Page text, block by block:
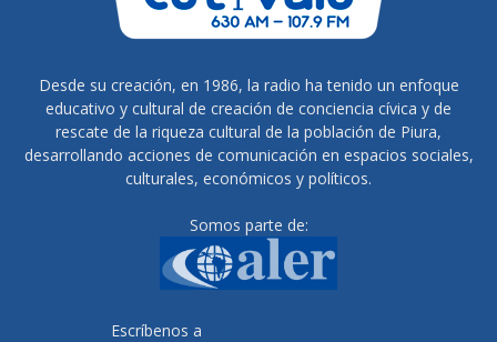
Desde su creación, en 1986, la radio ha tenido un enfoque
educativo y cultural de creación de conciencia cívica y de
rescate de la riqueza cultural de la población de Piura,
desarrollando acciones de comunicación en espacios sociales,
culturales, económicos y políticos.
Somos parte de:
Escríbenos a